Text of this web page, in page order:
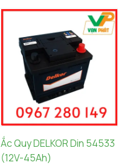
Ắc Quy DELKOR Din 54533
(12V-45Ah)